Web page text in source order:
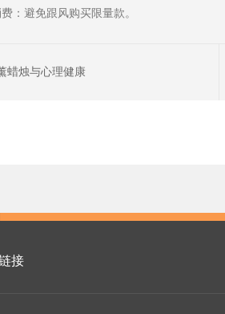
：避免跟风购买限量款。
蜡烛与心理健康
接